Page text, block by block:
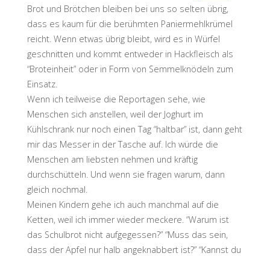
Brot und Brötchen bleiben bei uns so selten übrig,
dass es kaum für die berühmten Paniermehlkrümel
reicht. Wenn etwas übrig bleibt, wird es in Würfel
geschnitten und kommt entweder in Hackfleisch als
“Broteinheit” oder in Form von Semmelknödeln zum
Einsatz.
Wenn ich teilweise die Reportagen sehe, wie
Menschen sich anstellen, weil der Joghurt im
Kühlschrank nur noch einen Tag “haltbar” ist, dann geht
mir das Messer in der Tasche auf. Ich würde die
Menschen am liebsten nehmen und kräftig
durchschütteln. Und wenn sie fragen warum, dann
gleich nochmal.
Meinen Kindern gehe ich auch manchmal auf die
Ketten, weil ich immer wieder meckere. “Warum ist
das Schulbrot nicht aufgegessen?” “Muss das sein,
dass der Apfel nur halb angeknabbert ist?” “Kannst du